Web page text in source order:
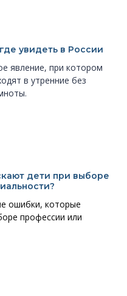
увидеть в России
явление, при котором
в утренние без
дети при выборе
ошибки, которые
профессии или